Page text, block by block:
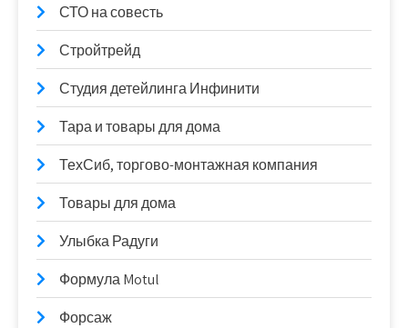
СТО на совесть
Стройтрейд
Студия детейлинга Инфинити
Тара и товары для дома
ТехСиб, торгово-монтажная компания
Товары для дома
Улыбка Радуги
Формула Motul
Форсаж